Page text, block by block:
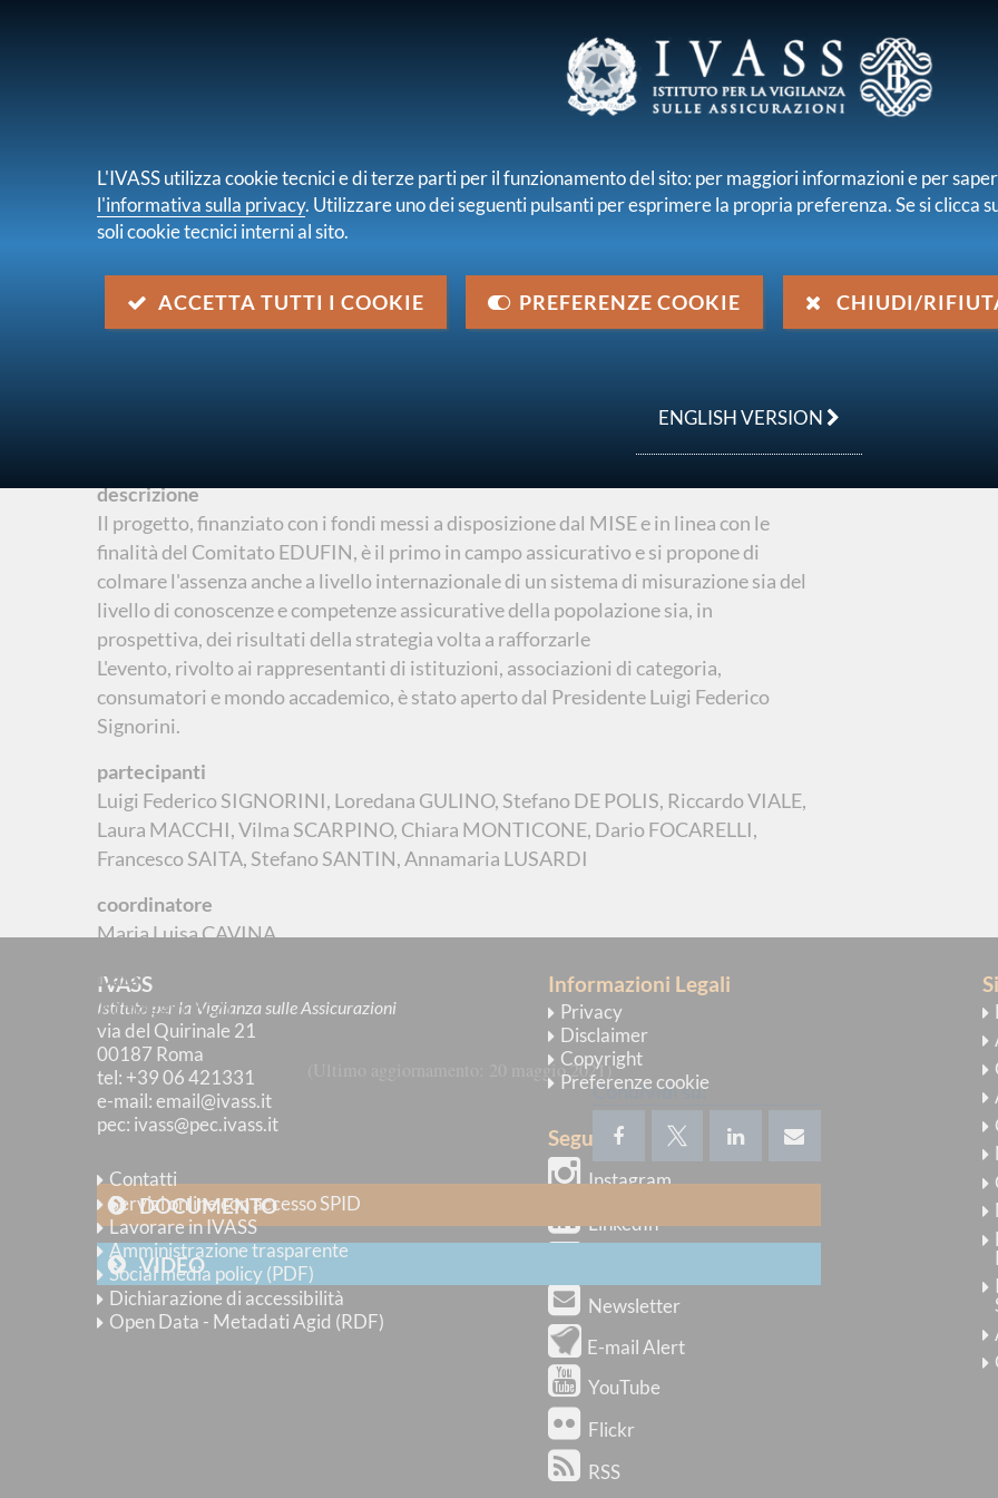
descrizione
Il progetto, finanziato con i fondi messi a disposizione dal MISE e in linea con le
finalità del Comitato EDUFIN, è il primo in campo assicurativo e si propone di
colmare l'assenza anche a livello internazionale di un sistema di misurazione sia del
livello di conoscenze e competenze assicurative della popolazione sia, in
prospettiva, dei risultati della strategia volta a rafforzarle
L'evento, rivolto ai rappresentanti di istituzioni, associazioni di categoria,
consumatori e mondo accademico, è stato aperto dal Presidente Luigi Federico
Signorini.
partecipanti
Luigi Federico SIGNORINI, Loredana GULINO, Stefano DE POLIS, Riccardo VIALE,
Laura MACCHI, Vilma SCARPINO, Chiara MONTICONE, Dario FOCARELLI,
Francesco SAITA, Stefano SANTIN, Annamaria LUSARDI
coordinatore
Maria Luisa CAVINA
Data
20 maggio 2021
20 maggio 2021
Condividi su:
DOCUMENTO
VIDEO
IVASS
Istituto per la Vigilanza sulle Assicurazioni
via del Quirinale 21
00187 Roma
tel: +39 06 421331
e-mail:email@ivass.it
pec: ivass@pec.ivass.it
Contatti
Servizi online con accesso SPID
Lavorare in IVASS
Amministrazione trasparente
Social media policy (PDF)
Dichiarazione di accessibilità
Open Data - Metadati Agid (RDF)
Informazioni Legali
Privacy
Disclaimer
Copyright
Preferenze cookie
Seguici su
Instagram
LinkedIn
Newsletter
E-mail Alert
YouTube
Flickr
RSS
L'IVASS utilizza cookie tecnici e di terze parti per il funzionamento del sito: per maggiori informazioni e per
l'informativa sulla privacy. Utilizzare uno dei seguenti pulsanti per esprimere la propria preferenza. Se si clicca
soli cookie tecnici interni al sito.
ACCETTA TUTTI I COOKIE PREFERENZE COOKIE CHIUDI/
ENGLISH VERSION